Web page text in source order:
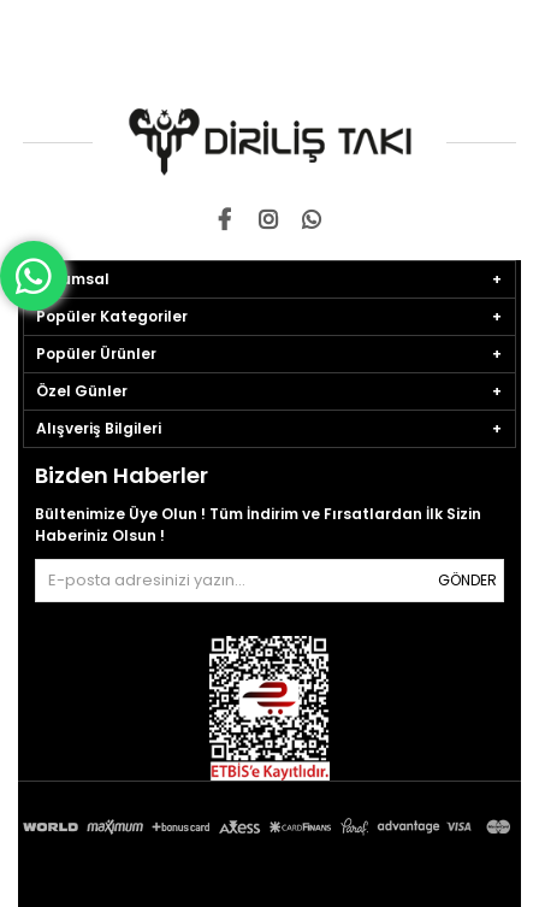
Kurumsal
Popüler Kategoriler
Popüler Ürünler
Özel Günler
Alışveriş Bilgileri
Bizden Haberler
Bültenimize Üye Olun ! Tüm İndirim ve Fırsatlardan İlk Sizin
Haberiniz Olsun !
GÖNDER